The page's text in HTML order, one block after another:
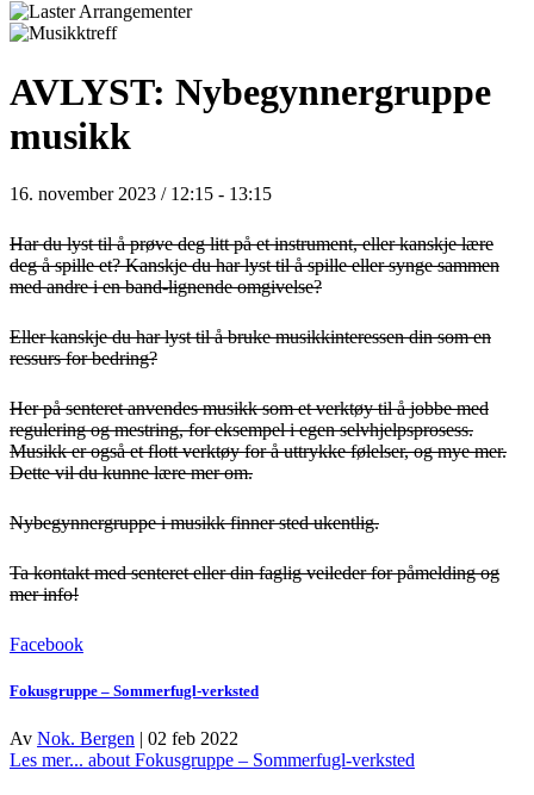
AVLYST: Nybegynnergruppe
musikk
16. november 2023 / 12:15 - 13:15
Har du lyst til å prøve deg litt på et instrument, eller kanskje lære
deg å spille et? Kanskje du har lyst til å spille eller synge sammen
med andre i en band-lignende omgivelse?
Eller kanskje du har lyst til å bruke musikkinteressen din som en
ressurs for bedring?
Her på senteret anvendes musikk som et verktøy til å jobbe med
regulering og mestring, for eksempel i egen selvhjelpsprosess.
Musikk er også et flott verktøy for å uttrykke følelser, og mye mer.
Dette vil du kunne lære mer om.
Nybegynnergruppe i musikk finner sted ukentlig.
Ta kontakt med senteret eller din faglig veileder for påmelding og
mer info!
Facebook
Fokusgruppe – Sommerfugl-verksted
Av Nok. Bergen | 02 feb 2022
Les mer... about Fokusgruppe – Sommerfugl-verksted